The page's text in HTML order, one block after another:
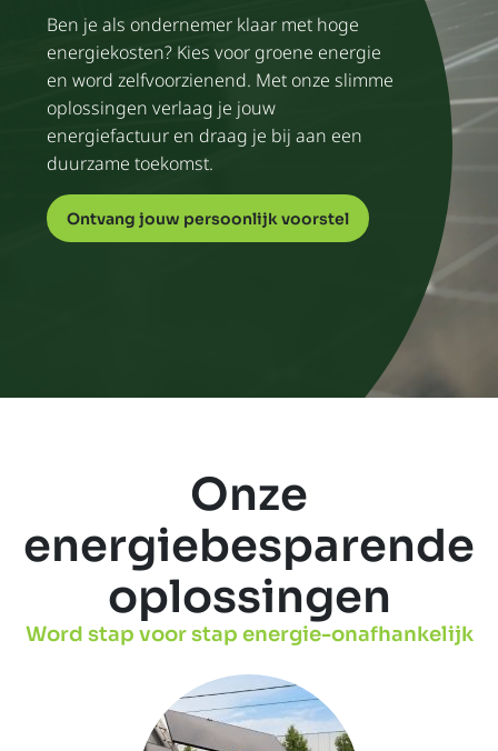
Ben je als ondernemer klaar met hoge
energiekosten? Kies voor groene energie
en word zelfvoorzienend. Met onze slimme
oplossingen verlaag je jouw
energiefactuur en draag je bij aan een
duurzame toekomst.
Ontvang jouw persoonlijk voorstel
Onze
energiebesparende
oplossingen
Word stap voor stap energie-onafhankelijk